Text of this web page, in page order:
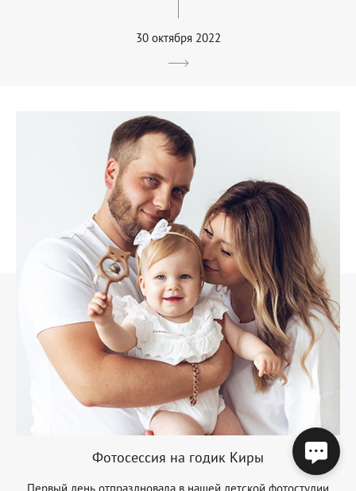
30 октября 2022
Фотосессия на годик Киры